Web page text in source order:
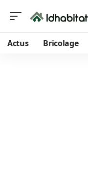
Actus Bricolage